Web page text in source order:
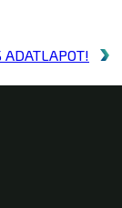
ADATLAPOT!